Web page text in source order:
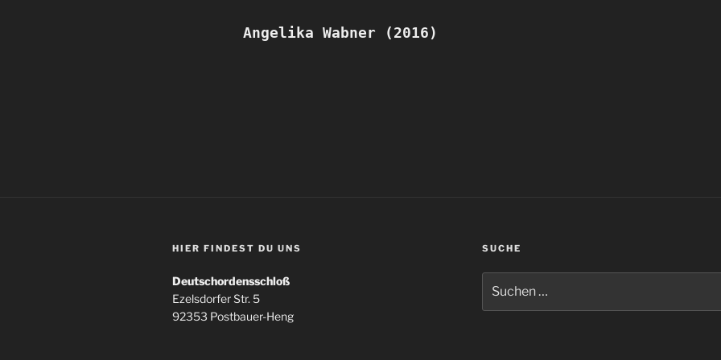
Angelika Wabner (2016)
HIER FINDEST DU UNS
Deutschordensschloß
Ezelsdorfer Str. 5
92353 Postbauer-Heng
SUCHE
nach: